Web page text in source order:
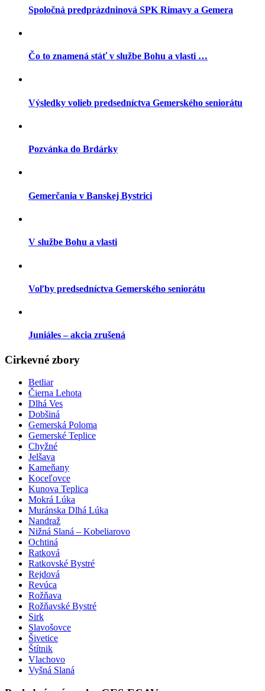
Spoločná predprázdninová SPK Rimavy a Gemera
Čo to znamená stáť v službe Bohu a vlasti …
Výsledky volieb predsedníctva Gemerského seniorátu
Pozvánka do Brdárky
Gemerčania v Banskej Bystrici
V službe Bohu a vlasti
Voľby predsedníctva Gemerského seniorátu
Juniáles – akcia zrušená
Cirkevné zbory
Betliar
Čierna Lehota
Dlhá Ves
Dobšiná
Gemerská Poloma
Gemerské Teplice
Chyžné
Jelšava
Kameňany
Koceľovce
Kunova Teplica
Mokrá Lúka
Muránska Dlhá Lúka
Nandraž
Nižná Slaná – Kobeliarovo
Ochtiná
Ratková
Ratkovské Bystré
Rejdová
Revúca
Rožňava
Rožňavské Bystré
Sirk
Slavošovce
Šivetice
Štítnik
Vlachovo
Vyšná Slaná